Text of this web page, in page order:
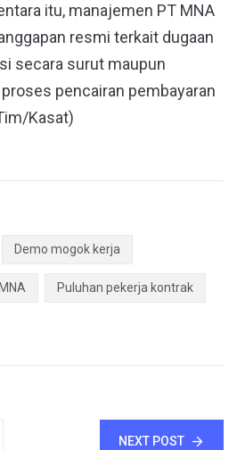
itu, manajemen PT MNA
resmi terkait dugaan
secara surut maupun
pencairan pembayaran
Kasat)
Demo mogok kerja
Puluhan pekerja kontrak
NEXT POST